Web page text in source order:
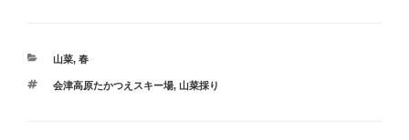
カ
ゴ
山菜, 春
タ
会津高原たかつえスキー場, 山菜採り